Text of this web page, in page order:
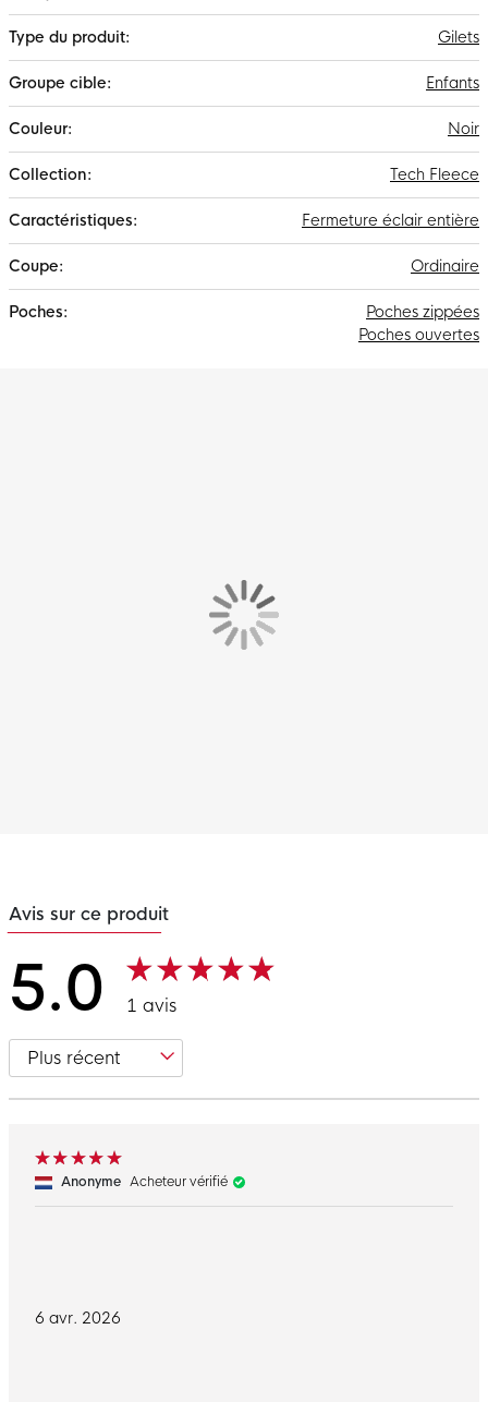
Gilets
Enfants
Noir
Tech Fleece
Fermeture éclair entière
Ordinaire
Poches zippées
Poches ouvertes
Avis sur ce produit
5.0 1 avis
6 avr. 2026
Anonyme Acheteur vérifié